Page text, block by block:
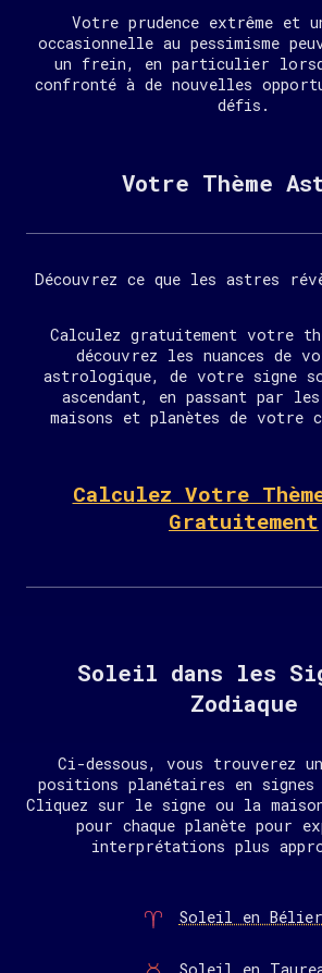
Votre prudence extrême et
occasionnelle au pessimisme
un frein, en particulier
confronté à de nouvelles
défis.
Votre Thème
Découvrez ce que les astres
Calculez gratuitement votre
découvrez les nuances de
astrologique, de votre signe
ascendant, en passant par
maisons et planètes de votre
Calculez Votre
Gratuitement
Soleil dans les
Zodiaque
Ci-dessous, vous trouverez
positions planétaires en signes
Cliquez sur le signe ou la
pour chaque planète pour
interprétations plus
Soleil en Bélier